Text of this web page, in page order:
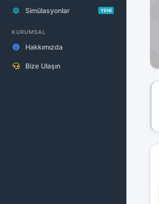
Simülasyonlar YENİ
KURUMSAL
Hakkımızda
Bize Ulaşın